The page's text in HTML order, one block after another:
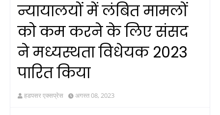
न्यायालयों में लंबित मामलों
को कम करने के लिए संसद
ने मध्यस्थता विधेयक 2023
पारित किया
हडपसर एक्सप्रेस अगस्त 08, 2023